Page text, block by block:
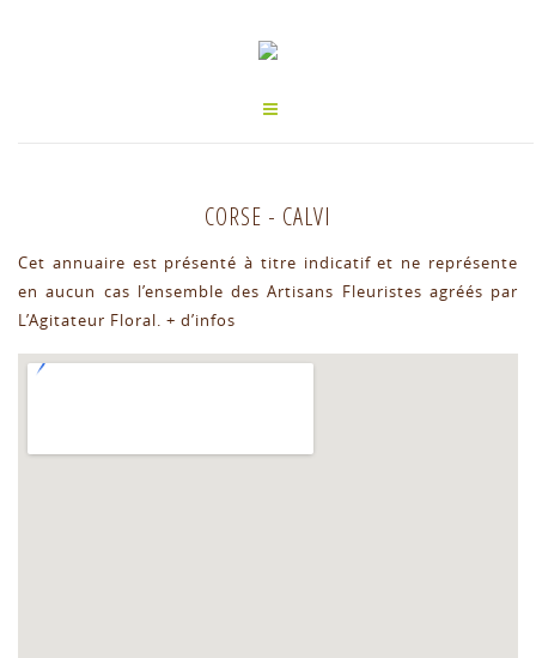
CORSE - CALVI
Cet annuaire est présenté à titre indicatif et ne représente
en aucun cas l’ensemble des Artisans Fleuristes agréés par
L’Agitateur Floral. + d’infos